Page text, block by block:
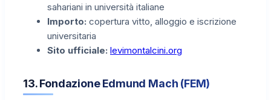
sahariani in università italiane
Importo: copertura vitto, alloggio e iscrizione
universitaria
Sito ufficiale: levimontalcini.org
13. Fondazione Edmund Mach (FEM)